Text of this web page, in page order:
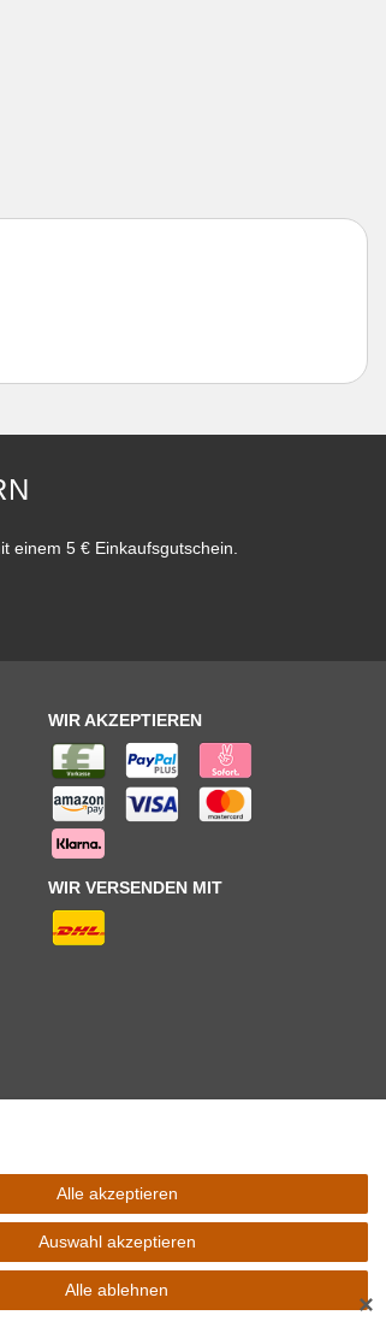
einem 5 € Einkaufsgutschein.
WIR AKZEPTIEREN
WIR VERSENDEN MIT
. *** Bei den ausgewiesenen
Alle akzeptieren
Auswahl akzeptieren
Alle ablehnen
✕